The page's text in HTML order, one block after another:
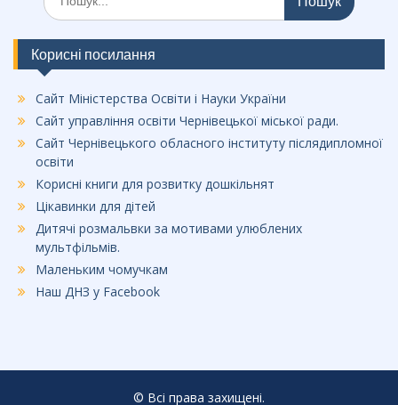
Корисні посилання
Сайт Міністерства Освіти і Науки України
Сайт управління освіти Чернівецької міської ради.
Сайт Чернівецького обласного інституту післядипломної
освіти
Корисні книги для розвитку дошкільнят
Цікавинки для дітей
Дитячі розмальвки за мотивами улюблених
мультфільмів.
Маленьким чомучкам
Наш ДНЗ у Facebook
© Всі права захищені.